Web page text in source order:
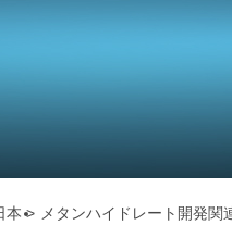
本 > メタンハイドレート開発関